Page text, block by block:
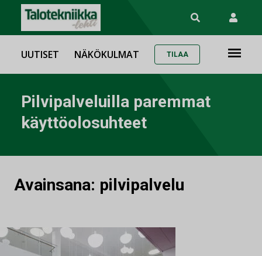
UUTISET NÄKÖKULMAT TILAA
Pilvipalveluilla paremmat
käyttöolosuhteet
Avainsana: pilvipalvelu